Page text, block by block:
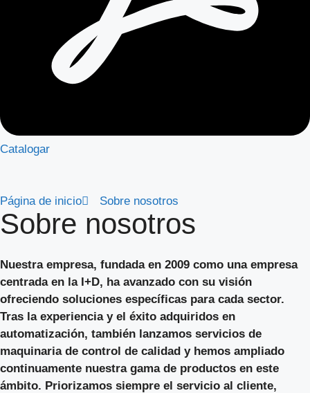
Catalogar
Página de inicio Sobre nosotros
Sobre nosotros
Nuestra empresa, fundada en 2009 como una empresa
centrada en la I+D, ha avanzado con su visión
ofreciendo soluciones específicas para cada sector.
Tras la experiencia y el éxito adquiridos en
automatización, también lanzamos servicios de
maquinaria de control de calidad y hemos ampliado
continuamente nuestra gama de productos en este
ámbito. Priorizamos siempre el servicio al cliente,